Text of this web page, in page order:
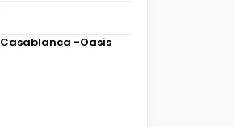
Casablanca -Oasis